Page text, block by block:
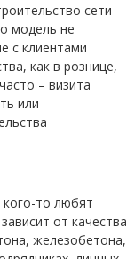
сети
модель не
с клиентами
как в рознице,
– визита
или
кого-то любят
от качества
железобетона,